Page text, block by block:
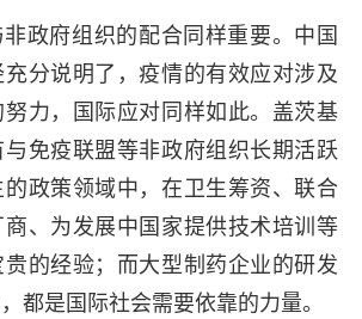
政府组织的配合同样重要。中国
分说明了，疫情的有效应对涉及
力，国际应对同样如此。盖茨基
免疫联盟等非政府组织长期活跃
政策领域中，在卫生筹资、联合
、为发展中国家提供技术培训等
的经验；而大型制药企业的研发
都是国际社会需要依靠的力量。